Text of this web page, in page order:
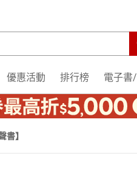
優惠活動 排行榜 電子書
書】